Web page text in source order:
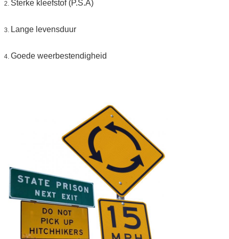
2. Sterke kleefstof (P.S.A)
3. Lange levensduur
4. Goede weerbestendigheid